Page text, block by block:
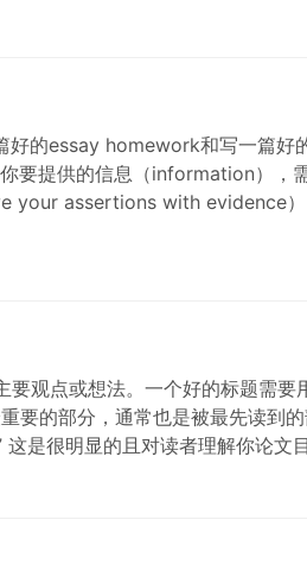
好的essay homework和写一篇好
要提供的信息（information），
your assertions with evidence）
观点或想法。一个好的标题需要
要的部分，通常也是被最先读到
是很明显的且对读者理解你论文